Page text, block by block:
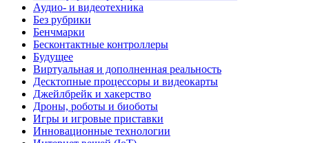
Аудио- и видеотехника
Без рубрики
Бенчмарки
Бесконтактные контроллеры
Будущее
Виртуальная и дополненная реальность
Десктопные процессоры и видеокарты
Джейлбрейк и хакерство
Дроны, роботы и биоботы
Игры и игровые приставки
Инновационные технологии